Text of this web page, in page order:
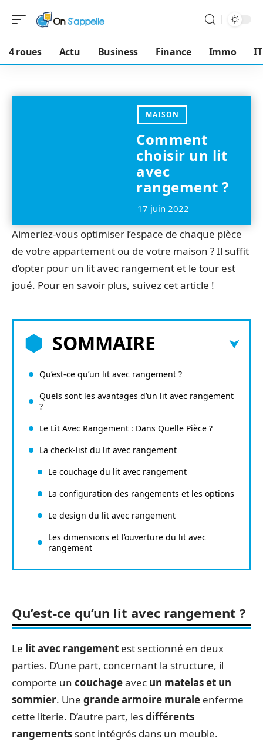
4 roues Actu Business Finance Immo IT
MAISON
Comment
choisir un lit
avec
rangement ?
17 juin 2022
Aimeriez-vous optimiser l’espace de chaque pièce
de votre appartement ou de votre maison ? Il suffit
d’opter pour un lit avec rangement et le tour est
joué. Pour en savoir plus, suivez cet article !
SOMMAIRE
Qu’est-ce qu’un lit avec rangement ?
Quels sont les avantages d’un lit avec rangement
?
Le Lit Avec Rangement : Dans Quelle Pièce ?
La check-list du lit avec rangement
Le couchage du lit avec rangement
La configuration des rangements et les options
Le design du lit avec rangement
Les dimensions et l’ouverture du lit avec
rangement
Qu’est-ce qu’un lit avec rangement ?
Le lit avec rangement est sectionné en deux
parties. D’une part, concernant la structure, il
comporte un couchageavec un matelas et un
sommier. Une grande armoire murale enferme
cette literie. D’autre part, lesdifférents
rangements sont intégrés dans un meuble.